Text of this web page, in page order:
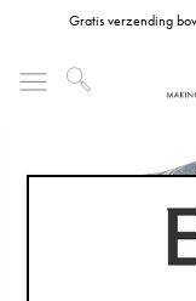
Gratis verzending